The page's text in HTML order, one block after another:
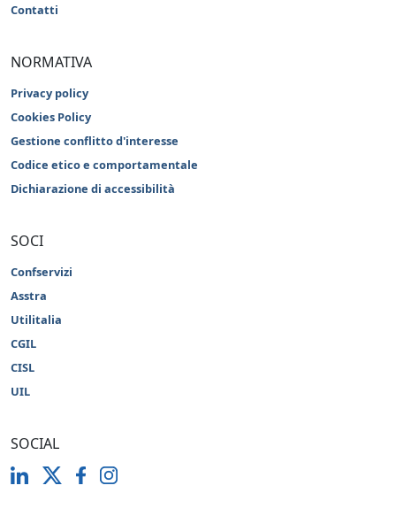
Contatti
NORMATIVA
Privacy policy
Cookies Policy
Gestione conflitto d'interesse
Codice etico e comportamentale
Dichiarazione di accessibilità
SOCI
Confservizi
Asstra
Utilitalia
CGIL
CISL
UIL
SOCIAL